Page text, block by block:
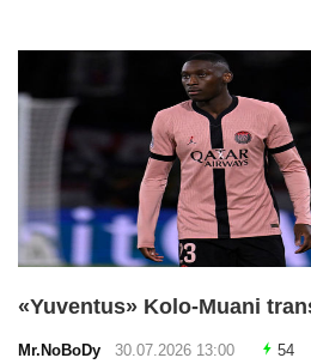
«Yuventus» Kolo-Muani
Mr.NoBoDy 30.07.2026 13:00 54